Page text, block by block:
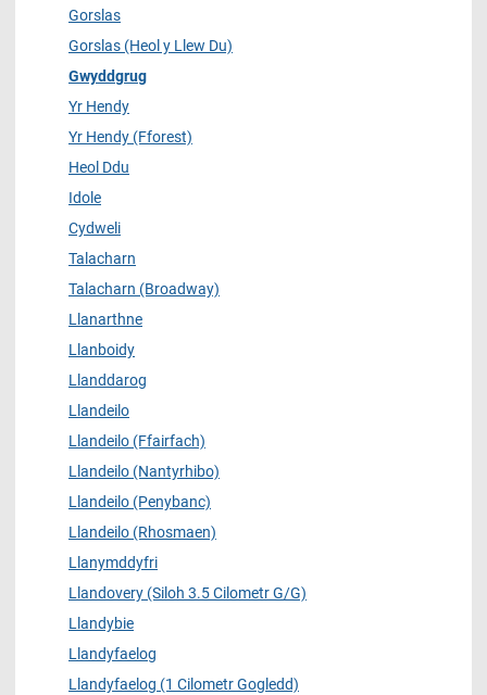
Gorslas
Gorslas (Heol y Llew Du)
Gwyddgrug
Yr Hendy
Yr Hendy (Fforest)
Heol Ddu
Idole
Cydweli
Talacharn
Talacharn (Broadway)
Llanarthne
Llanboidy
Llanddarog
Llandeilo
Llandeilo (Ffairfach)
Llandeilo (Nantyrhibo)
Llandeilo (Penybanc)
Llandeilo (Rhosmaen)
Llanymddyfri
Llandovery (Siloh 3.5 Cilometr G/G)
Llandybie
Llandyfaelog
Llandyfaelog (1 Cilometr Gogledd)